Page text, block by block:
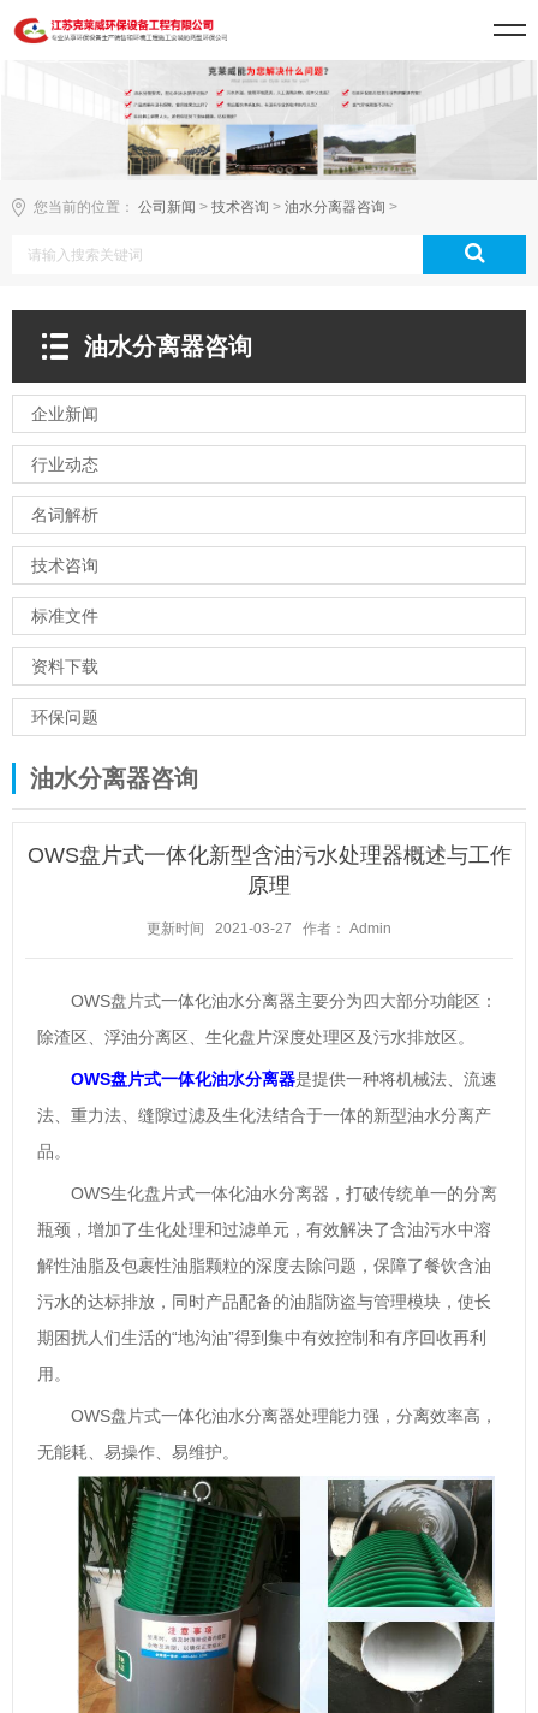
您当前的位置： 公司新闻 > 技术咨询 > 油水分离器咨询 >
油水分离器咨询
企业新闻
行业动态
名词解析
技术咨询
标准文件
资料下载
环保问题
油水分离器咨询
OWS盘片式一体化新型含油污水处理器概述与工作
原理
更新时间 2021-03-27 作者： Admin
OWS盘片式一体化油水分离器主要分为四大部分功能区：
除渣区、浮油分离区、生化盘片深度处理区及污水排放区。
OWS盘片式一体化油水分离器是提供一种将机械法、流速
法、重力法、缝隙过滤及生化法结合于一体的新型油水分离产
品。
OWS生化盘片式一体化油水分离器，打破传统单一的分离
瓶颈，增加了生化处理和过滤单元，有效解决了含油污水中溶
解性油脂及包裹性油脂颗粒的深度去除问题，保障了餐饮含油
污水的达标排放，同时产品配备的油脂防盗与管理模块，使长
期困扰人们生活的“地沟油”得到集中有效控制和有序回收再利
用。
OWS盘片式一体化油水分离器处理能力强，分离效率高，
无能耗、易操作、易维护。